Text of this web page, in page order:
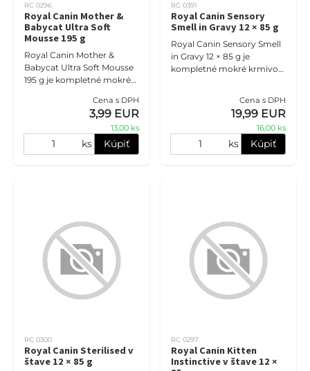
RC 0296
Royal Canin Mother &
Babycat Ultra Soft
Mousse 195 g
Royal Canin Mother &
Babycat Ultra Soft Mousse
195 g je kompletné mokré
jemnej peny pre gravidné a
dojčiace mačky a mačiatka
Cena s DPH
3,99 EUR
13,00 ks
ks Kúpiť
RC 0391
Royal Canin Sensory
Smell in Gravy 12 × 85 g
Royal Canin Sensory Smell
in Gravy 12 × 85 g je
kompletné mokré krmivo
citlivý čuch. Receptúra s int
Cena s DPH
19,99 EUR
16,00 ks
ks Kúpiť
RC 0300
Royal Canin Sterilised v
štave 12 × 85 g
RC 0297
Royal Canin Kitten
Instinctive v štave 12 ×